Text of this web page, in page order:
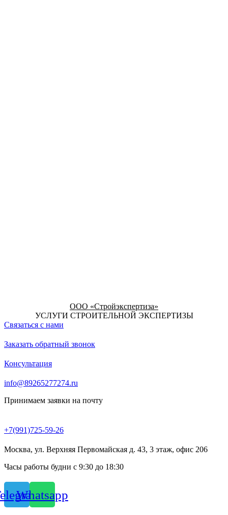
ООО «Стройэкспертиза»
УСЛУГИ СТРОИТЕЛЬНОЙ ЭКСПЕРТИЗЫ
Связаться с нами
Заказать обратный звонок
Консультация
info@89265277274.ru
Принимаем заявки на почту
+7(991)725-59-26
Москва, ул. Верхняя Первомайская д. 43, 3 этаж, офис 206
Часы работы будни с 9:30 до 18:30
Whatsapp